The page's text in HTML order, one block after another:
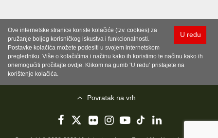
U redu
Ove internetske stranice koriste kolačiće (tzv. cookies) za
pružanje boljeg korisničkog iskustva i funkcionalnosti.
Postavke kolačića možete podesiti u svojem internetskom
pregledniku. Više o kolačićima i načinu kako ih koristimo te načinu kako ih
onemogućiti pročitajte ovdje. Klikom na gumb ‘U redu’ pristajete na
korištenje kolačića.
Povratak na vrh